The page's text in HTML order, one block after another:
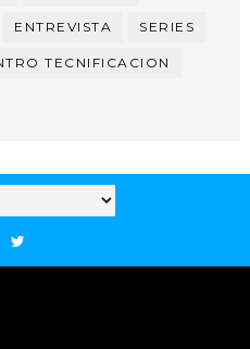
ENTREVISTA SERIES
TECNIFICACION